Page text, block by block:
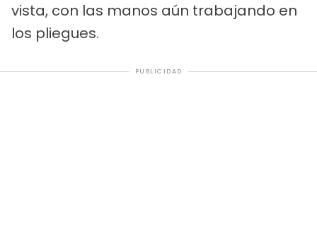
vista, con las manos aún trabajando en
los pliegues.
PUBLICIDAD